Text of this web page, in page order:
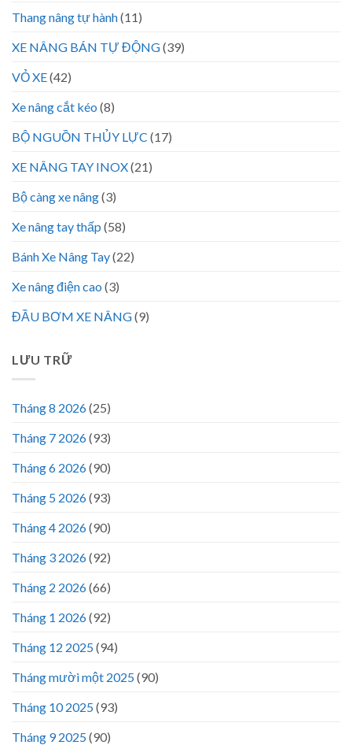
Thang nâng tự hành(11)
XE NÂNG BÁN TỰ ĐỘNG(39)
VỎ XE(42)
Xe nâng cắt kéo (8)
BỘ NGUỒN THỦY LỰC (17)
XE NÂNG TAY INOX(21)
Bộ càng xe nâng(3)
Xe nâng tay thấp (58)
Bánh Xe Nâng Tay(22)
Xe nâng điện cao (3)
ĐẦU BƠM XE NÂNG(9)
LƯU TRỮ
Tháng 8 2026(25)
Tháng 7 2026(93)
Tháng 6 2026(90)
Tháng 5 2026(93)
Tháng 4 2026(90)
Tháng 3 2026(92)
Tháng 2 2026(66)
Tháng 1 2026(92)
Tháng 12 2025(94)
Tháng mười một 2025(90)
Tháng 10 2025(93)
Tháng 9 2025(90)